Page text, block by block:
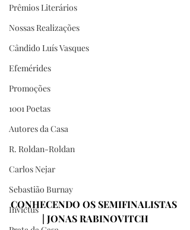
Prêmios Literários
Nossas Realizações
Cândido Luís Vasques
Efemérides
Promoções
1001 Poetas
Autores da Casa
R. Roldan-Roldan
Carlos Nejar
Sebastião Burnay
Invictus
CONHECENDO OS SEMIFINALISTAS
| JONAS RABINOVITCH